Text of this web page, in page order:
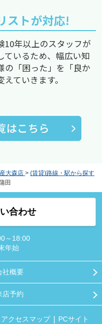
ストが対応!
10年以上のスタッフが
ているため、幅広い知
の「困った」を「良か
ていきます。
大森店 > (賃貸)路線・駅から探す
田
合わせ
～18:00
年始
社概要
店予約
アクセスマップ PCサイト